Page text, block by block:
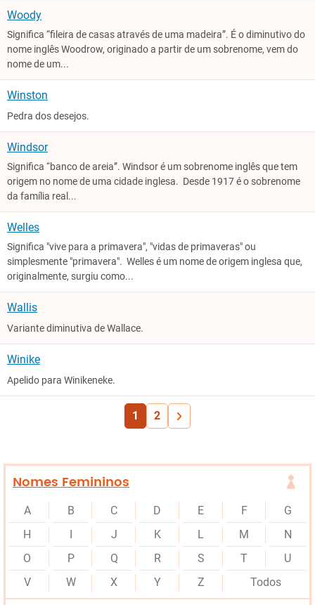
Woody
Significa “fileira de casas através de uma madeira”. É o diminutivo do
nome inglês Woodrow, originado a partir de um sobrenome, vem do
nome de um...
Winston
Pedra dos desejos.
Windsor
Significa “banco de areia”. Windsor é um sobrenome inglês que tem
origem no nome de uma cidade inglesa. Desde 1917 é o sobrenome
da família real...
Welles
Significa "vive para a primavera", "vidas de primaveras" ou
simplesmente "primavera". Welles é um nome de origem inglesa que,
originalmente, surgiu como...
Wallis
Variante diminutiva de Wallace.
Winike
Apelido para Winikeneke.
1 2
Nomes Femininos
A B C D E F
G
H
J K L M
N
O
P Q R S T
U
V
W X Y Z Todos